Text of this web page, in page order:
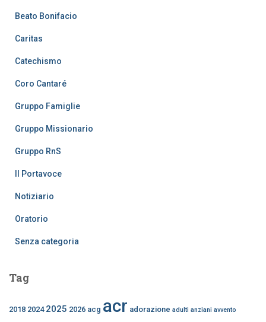
Beato Bonifacio
Caritas
Catechismo
Coro Cantaré
Gruppo Famiglie
Gruppo Missionario
Gruppo RnS
Il Portavoce
Notiziario
Oratorio
Senza categoria
Tag
2018 2024 2025 2026 acg acr adorazione adulti anziani avvento